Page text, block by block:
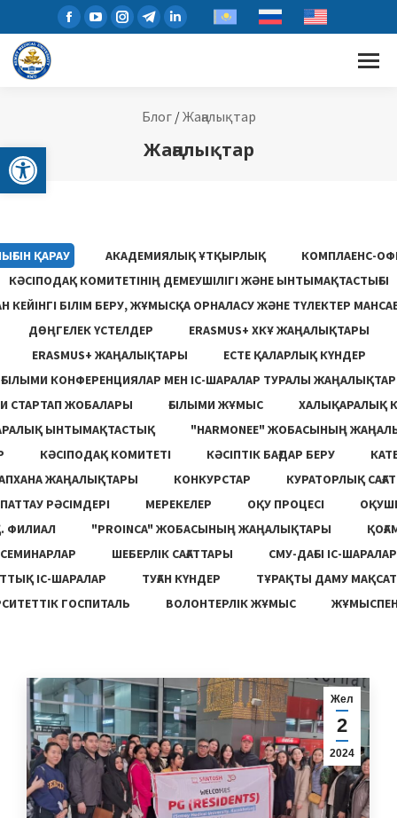
Open toolbar
Блог/Жаңалықтар
Жаңалықтар
ҚАРАУ АКАДЕМИЯЛЫҚ ҰТҚЫРЛЫҚ
КОМПЛАЕНС-
КӘСІПОДАҚ КОМИТЕТІНІҢ ДЕМЕУШІЛІГІ ЖӘНЕ ЫНТЫМАҚТАСТЫҒЫ
КЕЙІНГІ БІЛІМ БЕРУ, ЖҰМЫСҚА ОРНАЛАСУ ЖƏНЕ ТҮЛЕКТЕР
ДӨҢГЕЛЕК ҮСТЕЛДЕР
ERASMUS+ ХКҰ ЖАҢАЛЫҚТАРЫ
ERASMUS+ ЖАҢАЛЫҚТАРЫ
ЕСТЕ ҚАЛАРЛЫҚ КҮНДЕР
ҒЫЛЫМИ КОНФЕРЕНЦИЯЛАР МЕН ІС-ШАРАЛАР ТУРАЛЫ ЖАҢАЛЫҚТАР
СТАРТАП ЖОБАЛАРЫ
ҒЫЛЫМИ ЖҰМЫС
ХАЛЫҚАРАЛЫҚ
ЫНТЫМАҚТАСТЫҚ
"HARMONEE" ЖОБАСЫНЫҢ
КӘСІПОДАҚ КОМИТЕТІ КӘСІПТІК БАҒДАР БЕРУ
ЖАҢАЛЫҚТАРЫ
КОНКУРСТАР
КУРАТОРЛЫҚ
РӘСІМДЕРІ
МЕРЕКЕЛЕР ОҚУ ПРОЦЕСІ
ФИЛИАЛ
"PROINCA" ЖОБАСЫНЫҢ ЖАҢАЛЫҚТАРЫ
СЕМИНАРЛАР
ШЕБЕРЛІК САҒАТТАРЫ
СМУ-ДАҒЫ ІС-ШАРАЛАР
ІС-ШАРАЛАР
ТУҒАН КҮНДЕР
ТҰРАҚТЫ ДАМУ
ГОСПИТАЛЬ
ВОЛОНТЕРЛІК ЖҰМЫС
Жел
2
2024